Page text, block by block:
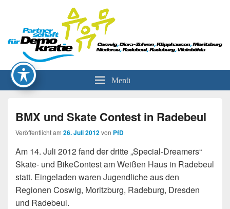
Partnerschaft für Demokratie
Menü
BMX und Skate Contest in Radebeul
Veröffentlicht am 26. Juli 2012von PfD
Am 14. Juli 2012 fand der dritte „Special-Dreamers“
Skate- und BikeContest am Weißen Haus in Radebeul
statt. Eingeladen waren Jugendliche aus den
Regionen Coswig, Moritzburg, Radeburg, Dresden
und Radebeul.